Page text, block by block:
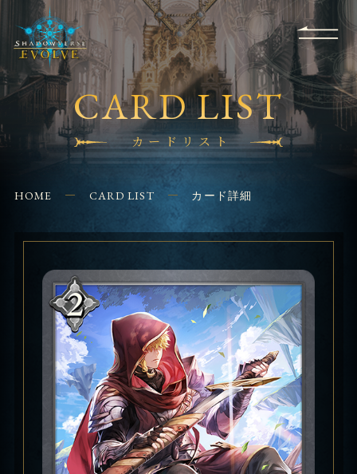
Q&A
EVENT SHOPS
FOR
BEGINNERS
APPLICATION
CONTACT
CARD LIST
カードリスト
HOME CARD LIST カード詳細